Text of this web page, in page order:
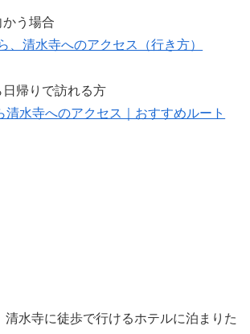
う場合
、清水寺へのアクセス（行き方）
帰りで訪れる方
清水寺へのアクセス｜おすすめルート
清水寺に徒歩で行けるホテルに泊まりた